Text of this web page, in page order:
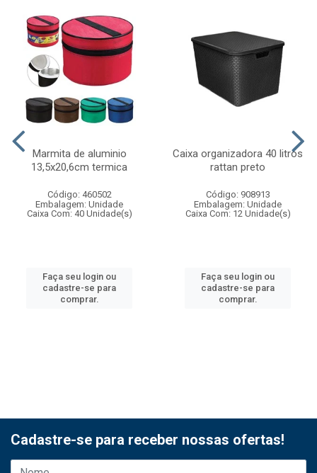
Marmita de aluminio
13,5x20,6cm termica
Código: 460502
Embalagem: Unidade
Caixa Com: 40 Unidade(s)
Faça seu login ou
cadastre-se para
comprar.
Caixa organizadora 40 litros
rattan preto
Código: 908913
Embalagem: Unidade
Caixa Com: 12 Unidade(s)
Faça seu login ou
cadastre-se para
comprar.
Cadastre-se para receber nossas ofertas!